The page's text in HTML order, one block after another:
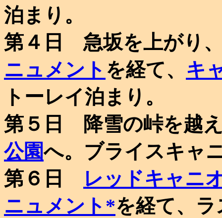
泊まり。
第４日 急坂を上がり
ニュメント を経て、 キ
トーレイ泊まり。
第５日 降雪の峠を越
公園へ。ブライスキャ
第６日
レッドキャニ
ニュメント*を経て、